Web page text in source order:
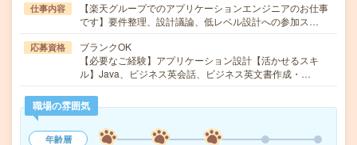
仕事内容
【楽天グループでのアプリケーションエンジニアのお仕事
です】要件整理、設計議論、低レベル設計への参加ス…
応募資格
ブランクOK
【必要なご経験】アプリケーション設計【活かせるスキ
ル】Java、ビジネス英会話、ビジネス英文書作成・…
職場の雰囲気
年齢層